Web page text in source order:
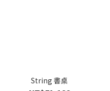
String 書桌